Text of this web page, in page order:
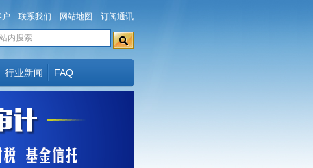
户 联系我们 网站地图 订阅通讯
行业新闻 FAQ